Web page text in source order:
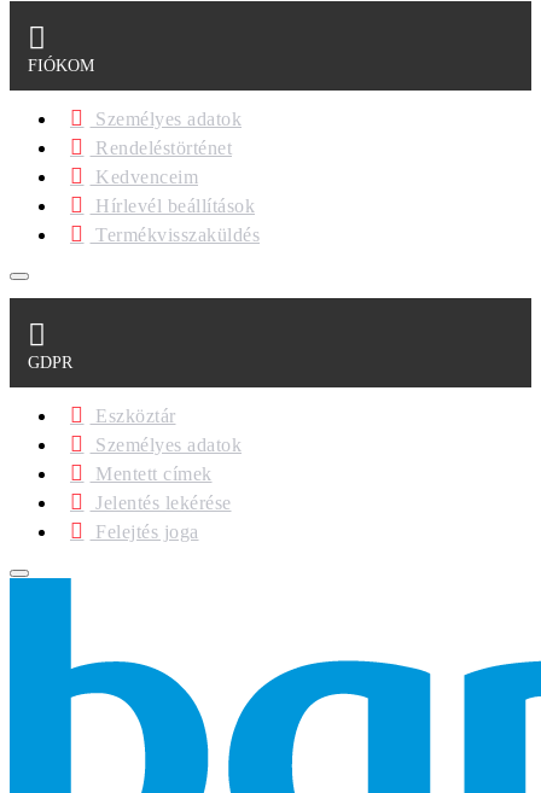
FIÓKOM
Személyes adatok
Rendeléstörténet
Kedvenceim
Hírlevél beállítások
Termékvisszaküldés
GDPR
Eszköztár
Személyes adatok
Mentett címek
Jelentés lekérése
Felejtés joga